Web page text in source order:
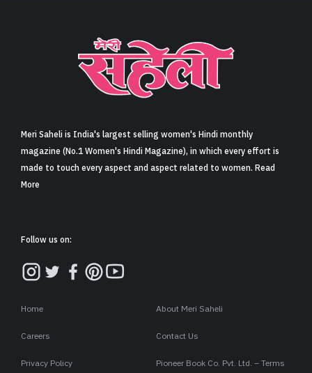
Meri Saheli is India's largest selling women's Hindi monthly
magazine (No.1 Women's Hindi Magazine), in which every effort is
made to touch every aspect and aspect related to women. Read
More
Follow us on:
Home About Meri Saheli
Careers Contact Us
Privacy Policy Pioneer Book Co. Pvt. Ltd. – Terms